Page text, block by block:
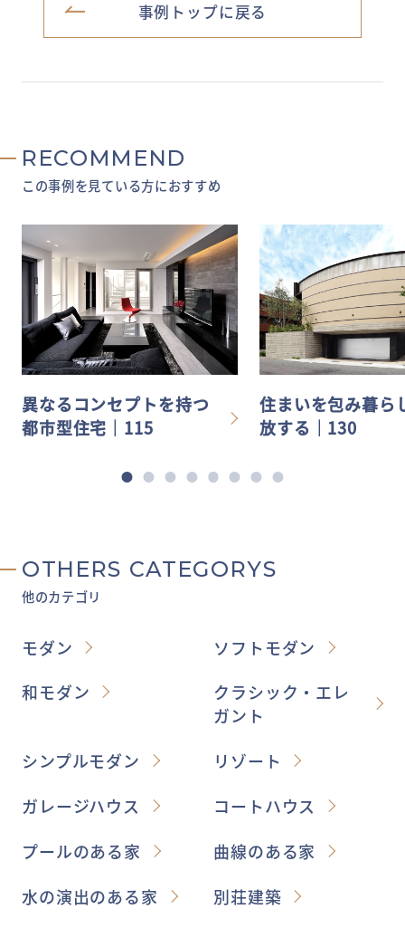
事例トップに戻る
RECOMMEND
この事例を見ている方におすすめ
異なるコンセプトを持つ
都市型住宅│115
住まいを包み暮ら
放する│130
OTHERS CATEGORYS
他のカテゴリ
モダン
ソフトモダン
和モダン
クラシック・エレ
ガント
シンプルモダン
リゾート
ガレージハウス
コートハウス
プールのある家
曲線のある家
水の演出のある家
別荘建築